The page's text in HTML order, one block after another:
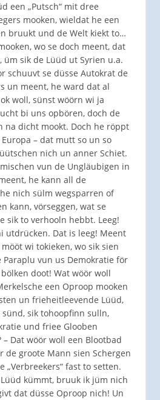
een „Putsch“ mit dree
mooken, wieldat he een
bruukt und de Welt kiekt to…
wo se doch meent, dat
üm sik de Lüüd ut Syrien u.a.
schuuvt se düsse Autokrat de
un meent, he ward dat al
woll, sünst wöörn wi ja
bi uns opbören, doch de
na dicht mookt. Doch he röppt
– dat mutt so un so
nich un anner Schiet.
vun de Ungläubigen in
he kann all de
nich sülm wegsparren of
kann, vörseggen, wat se
sik to verhooln hebbt. Leeg!
utdrücken. Dat is leeg! Meent
wi tokieken, wo sik sien
Paraplu vun us Demokratie för
doot! Wat wöör woll
een Oproop mooken
un frieheitleevende Lüüd,
sik tohoopfinn sulln,
und friee Glooben
Dat wöör woll een Blootbad
de groote Mann sien Schergen
„Verbreekers“ fast to setten.
kümmt, bruuk ik jüm nich
dat düsse Oproop nich! Un